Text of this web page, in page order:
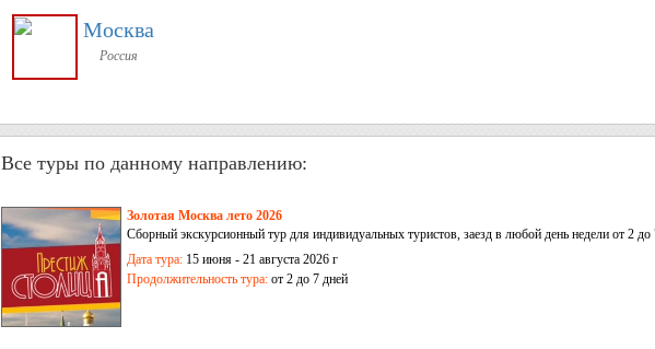
Москва
Россия
Все туры по данному направлению:
Золотая Москва лето 2026
Сборный экскурсионный тур для индивидуальных туристов, заезд в любой день недели от 2 до
Дата тура: 15 июня - 21 августа 2026 г
Продолжительность тура: от 2 до 7 дней